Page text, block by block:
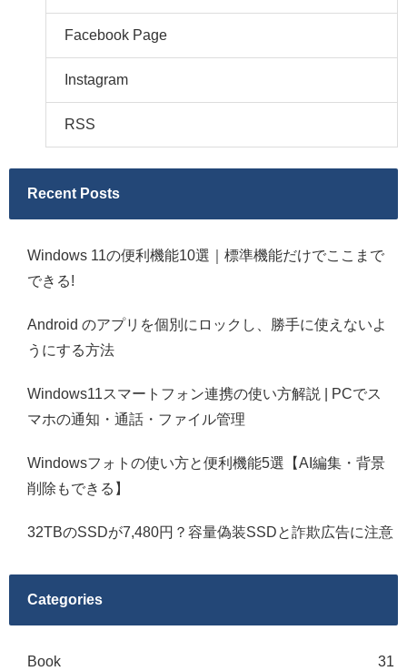
Facebook Page
Instagram
RSS
Recent Posts
Windows 11の便利機能10選｜標準機能だけでここまで
できる!
Android のアプリを個別にロックし、勝手に使えないよ
うにする方法
Windows11スマートフォン連携の使い方解説 | PCでス
マホの通知・通話・ファイル管理
Windowsフォトの使い方と便利機能5選【AI編集・背景
削除もできる】
32TBのSSDが7,480円？容量偽装SSDと詐欺広告に注意
Categories
Book 31